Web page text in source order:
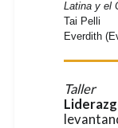
Latina y el
Tai Pelli
Everdith
Taller